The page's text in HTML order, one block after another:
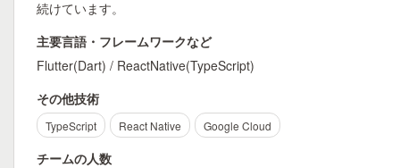
続けています。
主要言語・フレームワークなど
Flutter(Dart) / ReactNative(TypeScript)
その他技術
TypeScript React Native Google Cloud
チームの人数